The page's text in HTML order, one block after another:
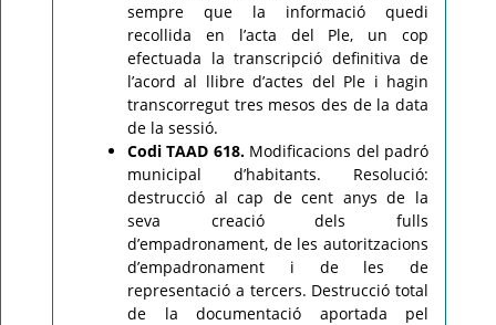
sempre que la informació quedi
recollida en l’acta del Ple, un cop
efectuada la transcripció definitiva de
l’acord al llibre d’actes del Ple i hagin
transcorregut tres mesos des de la data
de la sessió.
Codi TAAD 618.Modificacions del padró
municipal d’habitants. Resolució:
destrucció al cap de cent anys de la
seva creació dels fulls
d’empadronament, de les autoritzacions
d’empadronament i de les de
representació a tercers. Destrucció total
de la documentació aportada pel